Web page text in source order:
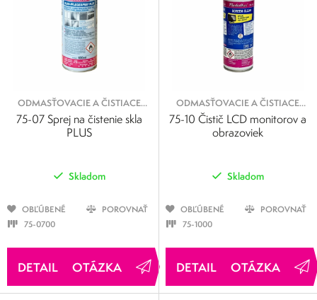
ODMASŤOVACIE A ČISTIACE
SPREJE
75-07 Sprej na čistenie skla
PLUS
Skladom
OBĽÚBENÉ
POROVNAŤ
75-0700
OTÁZKA
ODMASŤOVACIE A ČISTIACE
SPREJE
75-10 Čistič LCD monitorov a
obrazoviek
Skladom
OBĽÚBENÉ
POROVNAŤ
75-1000
OTÁZKA